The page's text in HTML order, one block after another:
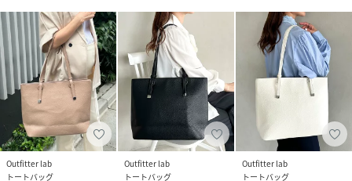
Outfitter lab
トートバッグ
Outfitter lab
トートバッグ
Outfitter lab
トートバッグ